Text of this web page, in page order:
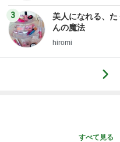
3
美人になれる、た
んの魔法
hiromi
すべて見る